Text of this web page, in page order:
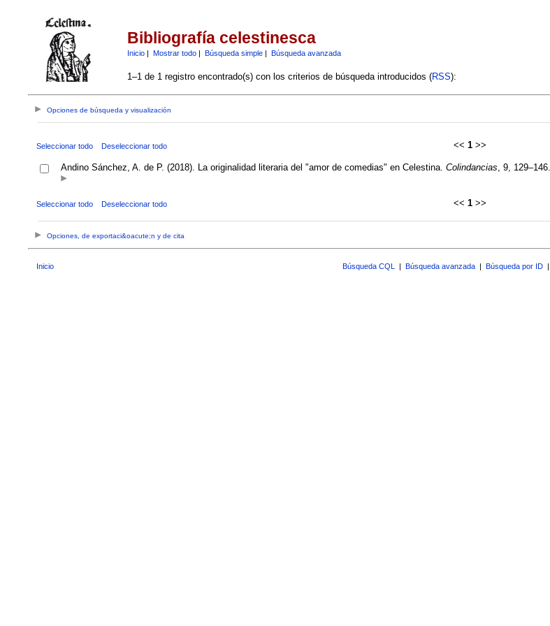
Bibliografía celestinesca
Inicio| Mostrar todo| Búsqueda simple| Búsqueda avanzada
1–1 de 1 registro encontrado(s) con los criterios de búsqueda introducidos (RSS):
Opciones de búsqueda y visualización
Seleccionar todo Deseleccionar todo << 1>>
Andino Sánchez, A. de P. (2018). La originalidad literaria del "amor de comedias" en Celestina. Colindancias , 9, 129–146.
Seleccionar todo Deseleccionar todo << 1>>
Opciones, de exportaci&oacute;n y de cita
Inicio Búsqueda CQL | Búsqueda avanzada | Búsqueda por ID |